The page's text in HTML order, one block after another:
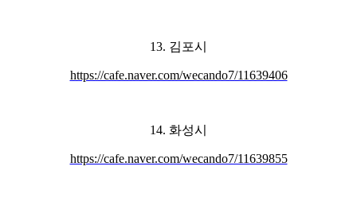
13. 김포시
https://cafe.naver.com/wecando7/11639406
14. 화성시
https://cafe.naver.com/wecando7/11639855